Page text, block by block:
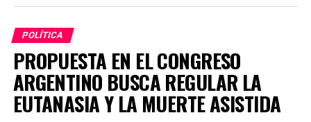
En este contexto, el proyecto enfatiza que combatir la
impunidad no solo implica sancionar a los autores
directos de femicidios, sino también erradicar
normativas que puedan obstaculizar las investigaciones
o favorecer la falta de justicia.
POLÍTICA
PROPUESTA EN EL CONGRESO
ARGENTINO BUSCA REGULAR LA
EUTANASIA Y LA MUERTE ASISTIDA